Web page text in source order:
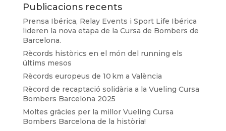
Publicacions recents
Prensa Ibérica, Relay Events i Sport Life Ibérica
lideren la nova etapa de la Cursa de Bombers de
Barcelona.
Rècords històrics en el món del running els
últims mesos
Rècords europeus de 10 km a València
Rècord de recaptació solidària a la Vueling Cursa
Bombers Barcelona 2025
Moltes gràcies per la millor Vueling Cursa
Bombers Barcelona de la història!